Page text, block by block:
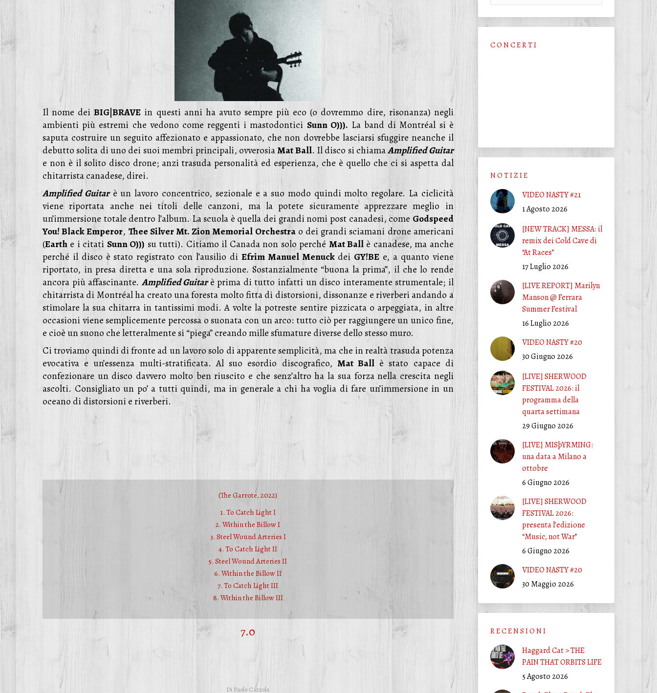
Il nome deiBIG|BRAVE in questi anni ha avuto sempre più eco (o dovremmo dire, risonanza) negli
ambienti più estremi che vedono come reggenti i mastodontici Sunn O))). La band di Montréal si è
saputa costruire un seguito affezionato e appassionato, che non dovrebbe lasciarsi sfuggire neanche il
debutto solita di uno dei suoi membri principali, ovverosiaMat Ball. Il disco si chiamaAmplified Guitar
e non è il solito disco drone; anzi trasuda personalità ed esperienza, che è quello che ci si aspetta dal
chitarrista canadese, direi.
Amplified Guitarè un lavoro concentrico, sezionale e a suo modo quindi molto regolare. La ciclicità
viene riportata anche nei titoli delle canzoni, ma la potete sicuramente apprezzare meglio in
un’immersione totale dentro l’album. La scuola è quella dei grandi nomi post canadesi, come Godspeed
You! Black Emperor, Thee Silver Mt. Zion Memorial Orchestrao dei grandi sciamani drone americani
(Earth e i citati Sunn O))) su tutti). Citiamo il Canada non solo perché Mat Ballè canadese, ma anche
perché il disco è stato registrato con l’ausilio di Efrim Manuel Menuckdei GY!BE e, a quanto viene
riportato, in presa diretta e una sola riproduzione. Sostanzialmente “buona la prima”, il che lo rende
ancora più affascinante. Amplified Guitarè prima di tutto infatti un disco interamente strumentale; il
chitarrista di Montréal ha creato una foresta molto fitta di distorsioni, dissonanze e riverberi andando a
stimolare la sua chitarra in tantissimi modi. A volte la potreste sentire pizzicata o arpeggiata, in altre
occasioni viene semplicemente percossa o suonata con un arco: tutto ciò per raggiungere un unico fine,
e cioè un suono che letteralmente si “piega” creando mille sfumature diverse dello stesso muro.
Ci troviamo quindi di fronte ad un lavoro solo di apparente semplicità, ma che in realtà trasuda potenza
evocativa e un’essenza multi-stratificata. Al suo esordio discografico, Mat Ballè stato capace di
confezionare un disco davvero molto ben riuscito e che senz’altro ha la sua forza nella crescita negli
ascolti. Consigliato un po’ a tutti quindi, ma in generale a chi ha voglia di fare un’immersione in un
oceano di distorsioni e riverberi.
(The Garrote, 2022)
1. To Catch Light I
2. Within the Billow I
3. Steel Wound Arteries I
4. To Catch Light II
5. Steel Wound Arteries II
6. Within the Billow II
7. To Catch Light III
8. Within the Billow III
7.0
Di Paolo Cazzola
C O N C E R T I
N O T I Z I E
VIDEO NASTY #21
1 Agosto 2026
[NEW TRACK] MESSA: il
remix dei Cold Cave di
“At Races”
17 Luglio 2026
[LIVE REPORT] Marilyn
Manson @ Ferrara
Summer Festival
16 Luglio 2026
VIDEO NASTY #20
30 Giugno 2026
[LIVE] SHERWOOD
FESTIVAL 2026: il
programma della
quarta settimana
29 Giugno 2026
[LIVE] MISþYRMING:
una data a Milano a
ottobre
6 Giugno 2026
[LIVE] SHERWOOD
FESTIVAL 2026:
presenta l’edizione
“Music, not War”
6 Giugno 2026
VIDEO NASTY #20
30 Maggio 2026
R E C E N S I O N I
Haggard Cat > THE
PAIN THAT ORBITS LIFE
5 Agosto 2026